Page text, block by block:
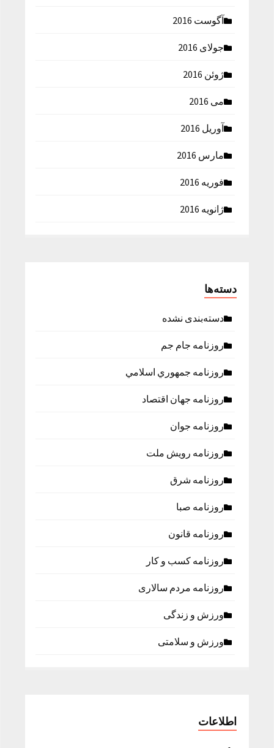
آگوست 2016
جولای 2016
ژوئن 2016
می 2016
آوریل 2016
مارس 2016
فوریه 2016
ژانویه 2016
دسته‌ها
دسته‌بندی نشده
روزنامه جام جم
روزنامه جمهوري اسلامي
روزنامه جهان اقتصاد
روزنامه جوان
روزنامه رویش ملت
روزنامه شرق
روزنامه صبا
روزنامه قانون
روزنامه كسب و كار
روزنامه مردم سالاری
ورزش و زندگی
ورزش و سلامتی
اطلاعات